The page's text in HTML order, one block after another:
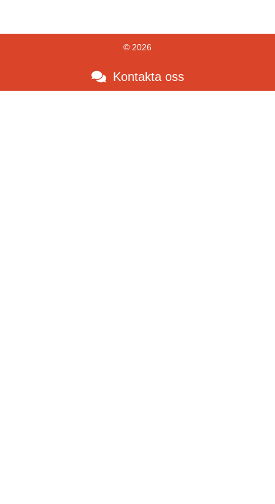
© 2026
Kontakta oss